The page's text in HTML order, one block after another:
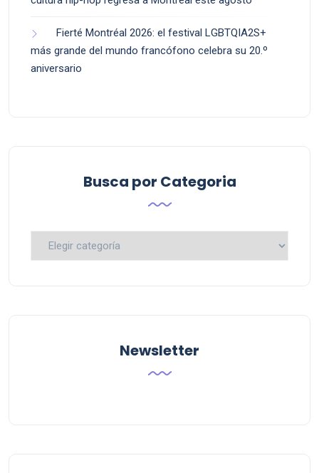
Fierté Montréal 2026: el festival LGBTQIA2S+
más grande del mundo francófono celebra su 20.º
aniversario
Busca por Categoria
Busca
Newsletter